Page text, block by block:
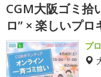
CGM大阪ゴミ拾
ロ” × 楽しいプロ
プ